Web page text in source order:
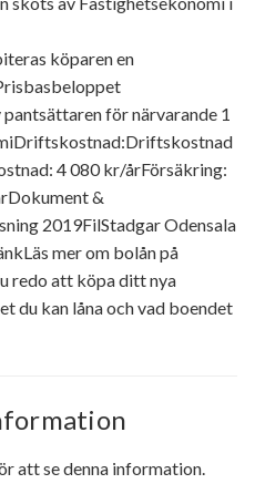
köparen en
för närvarande 1
4 080 kr/årFörsäkring:
&
2019FilStadgar Odensala
mer om bolån på
redo att köpa ditt nya
du kan låna och vad boendet
att se denna information.